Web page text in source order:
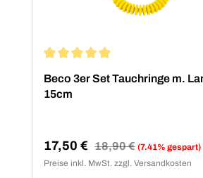
Beco 3er Set Tauchringe m.
15cm
Verkaufspreis:
17,50 € Regulärer Preis:
18,90 € (7.41% gespart)
Preise inkl. MwSt. zzgl. Versandkosten